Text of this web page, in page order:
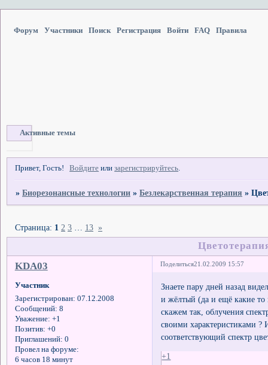
Форум Участники Поиск Регистрация Войти FAQ Правила
Активные темы
Привет, Гость! Войдите илизарегистрируйтесь.
»Биорезонансные технологии »Безлекарственная терапия »
Страница: 1 2 3 … 13 »
Поделиться21.02.2009 15:57
KDA03
Участник
Зарегистрирован: 07.12.2008
Сообщений: 8
Уважение: +1
Позитив: +0
Приглашений: 0
Провел на форуме:
6 часов 18 минут
Знаете пару дней назад
и жёлтый (да и ещё какие
скажем так, облучения
своими характеристиками ?
соответствующий спектр
+1